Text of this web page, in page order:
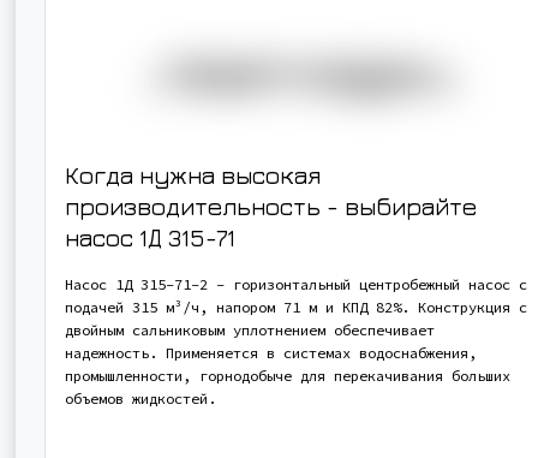
Когда нужна высокая
производительность - выбирайте
насос 1Д 315-71
Насос 1Д 315-71-2 - горизонтальный центробежный насос с
подачей 315 м³/ч, напором 71 м и КПД 82%. Конструкция с
двойным сальниковым уплотнением обеспечивает
надежность. Применяется в системах водоснабжения,
промышленности, горнодобыче для перекачивания больших
объемов жидкостей.